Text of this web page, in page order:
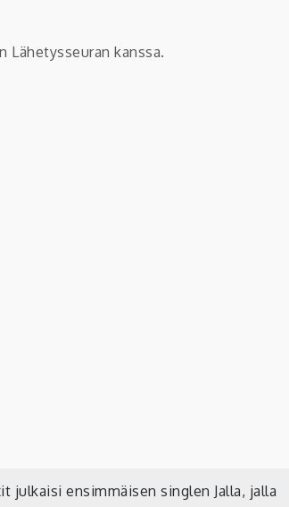
kanssa.
julkaisi ensimmäisen singlen Jalla, jalla